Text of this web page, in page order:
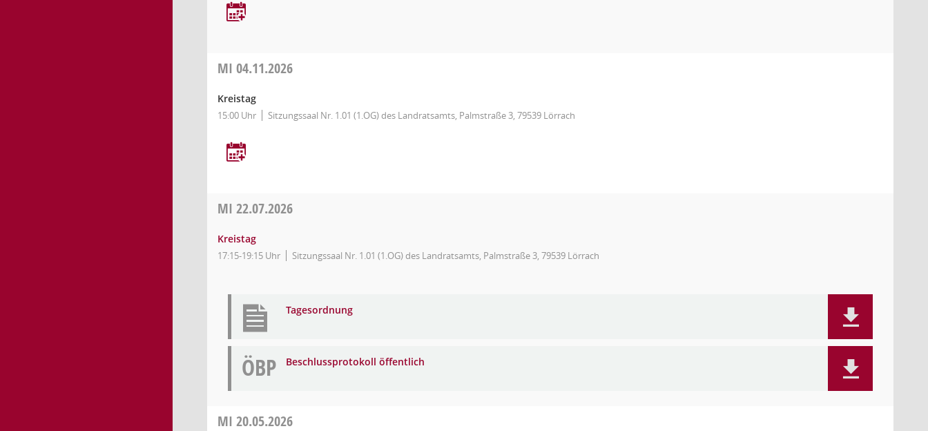
MI 04.11.2026
Kreistag
15:00 Uhr Sitzungssaal Nr. 1.01 (1.OG) des Landratsamts, Palmstraße 3, 79539 Lörrach
MI 22.07.2026
Kreistag
17:15-19:15 Uhr Sitzungssaal Nr. 1.01 (1.OG) des Landratsamts, Palmstraße 3, 79539 Lörrach
Tagesordnung
ÖBP Beschlussprotokoll öffentlich
MI 20.05.2026